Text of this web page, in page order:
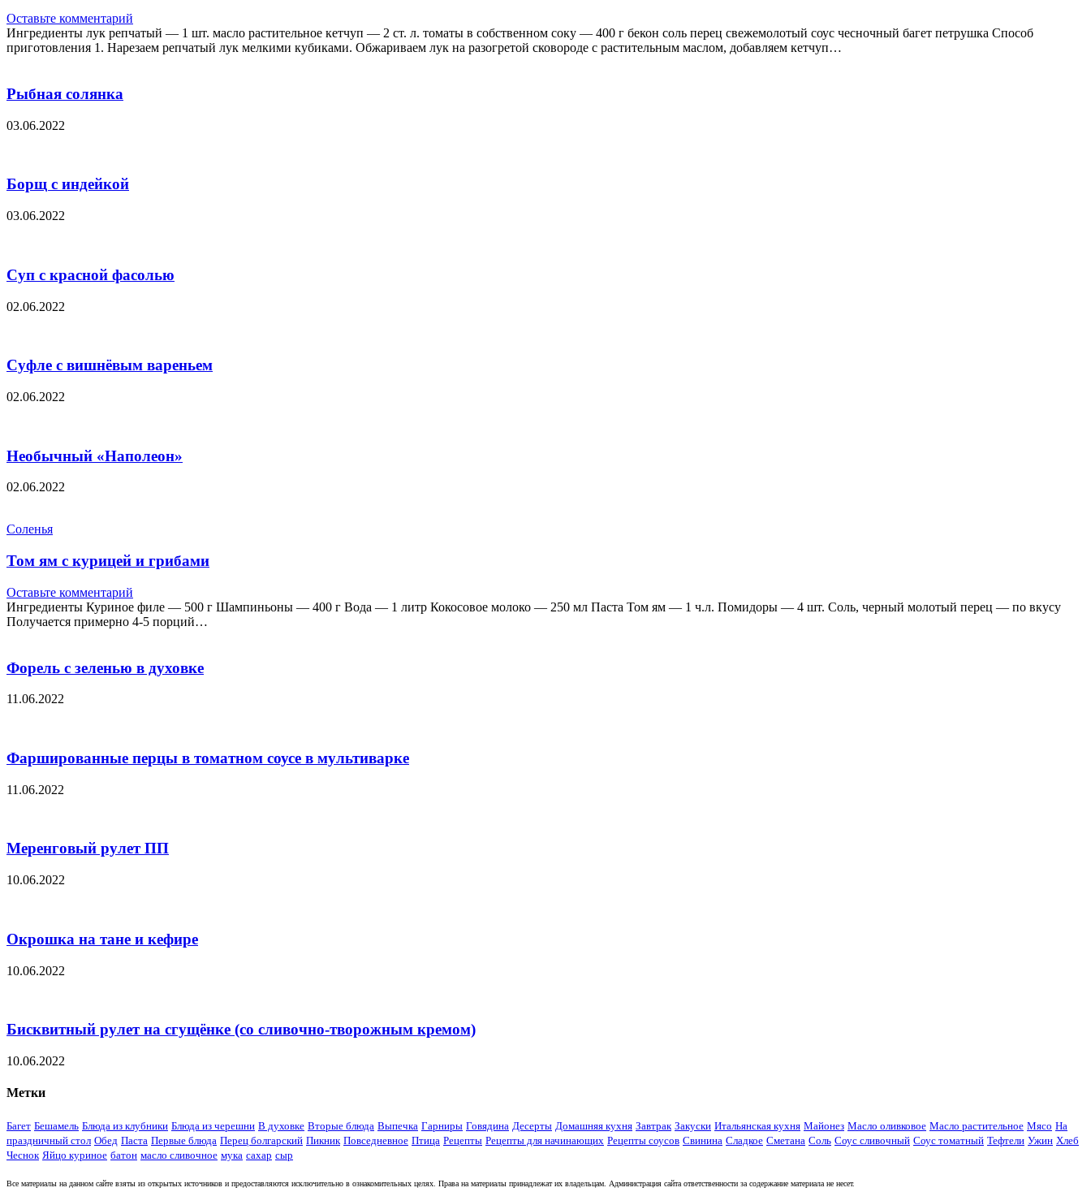
Оставьте комментарий
Ингредиенты лук репчатый — 1 шт. масло растительное кетчуп — 2 ст. л. томаты в собственном соку — 400 г бекон соль перец свежемолотый соус чесночный багет петрушка Способ
приготовления 1. Нарезаем репчатый лук мелкими кубиками. Обжариваем лук на разогретой сковороде с растительным маслом, добавляем кетчуп…
Рыбная солянка
03.06.2022
Борщ с индейкой
03.06.2022
Суп с красной фасолью
02.06.2022
Суфле с вишнёвым вареньем
02.06.2022
Необычный «Наполеон»
02.06.2022
Соленья
Том ям с курицей и грибами
Оставьте комментарий
Ингредиенты Куриное филе — 500 г Шампиньоны — 400 г Вода — 1 литр Кокосовое молоко — 250 мл Паста Том ям — 1 ч.л. Помидоры — 4 шт. Соль, черный молотый перец — по вкусу
Получается примерно 4-5 порций…
Форель с зеленью в духовке
11.06.2022
Фаршированные перцы в томатном соусе в мультиварке
11.06.2022
Меренговый рулет ПП
10.06.2022
Окрошка на тане и кефире
10.06.2022
Бисквитный рулет на сгущёнке (со сливочно-творожным кремом)
10.06.2022
Метки
Багет Бешамель Блюда из клубники Блюда из черешни В духовке Вторые блюда Выпечка Гарниры Говядина Десерты Домашняя кухня Завтрак Закуски Итальянская кухня Майонез Масло оливковое Масло растительное Мясо На
праздничный стол Обед Паста Первые блюда Перец болгарский Пикник Повседневное Птица Рецепты Рецепты для начинающих Рецепты соусов Свинина Сладкое Сметана Соль Соус сливочный Соус томатный Тефтели Ужин Хлеб
Чеснок Яйцо куриное батон масло сливочное мука сахар сыр
Все материалы на данном сайте взяты из открытых источников и предоставляются исключительно в ознакомительных целях. Права на материалы принадлежат их владельцам. Администрация сайта ответственности за содержание материала не несет.